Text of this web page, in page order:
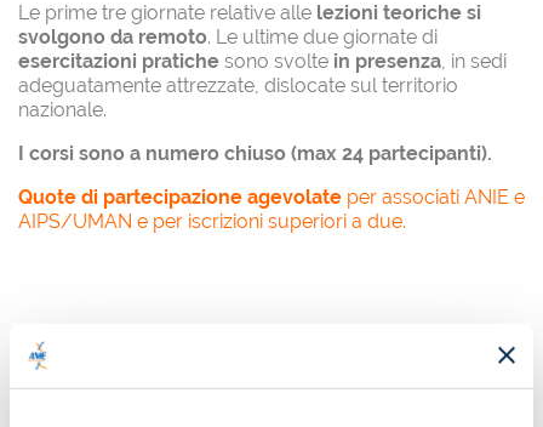
Le prime tre giornate relative alle lezioni teoriche si
svolgono da remoto. Le ultime due giornate di
esercitazioni pratiche sono svolte in presenza, in sedi
adeguatamente attrezzate, dislocate sul territorio
nazionale.
I corsi sono a numero chiuso (max 24 partecipanti).
Quote di partecipazione agevolate per associati ANIE e
AIPS/UMAN e per iscrizioni superiori a due.
OBIETTIVO
Offrire a tutti gli operatori del settore una preparazione